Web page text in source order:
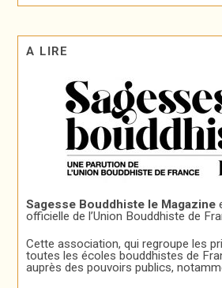
A LIRE
Sagesse Bouddhiste le Magazine
officielle de l’Union Bouddhiste de
Cette association, qui regroupe les
toutes les écoles bouddhistes de
auprès des pouvoirs publics,